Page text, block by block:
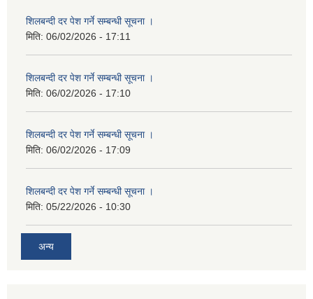
शिलबन्दी दर पेश गर्ने सम्बन्धी सूचना ।
मिति: 06/02/2026 - 17:11
शिलबन्दी दर पेश गर्ने सम्बन्धी सूचना ।
मिति: 06/02/2026 - 17:10
शिलबन्दी दर पेश गर्ने सम्बन्धी सूचना ।
मिति: 06/02/2026 - 17:09
शिलबन्दी दर पेश गर्ने सम्बन्धी सूचना ।
मिति: 05/22/2026 - 10:30
अन्य